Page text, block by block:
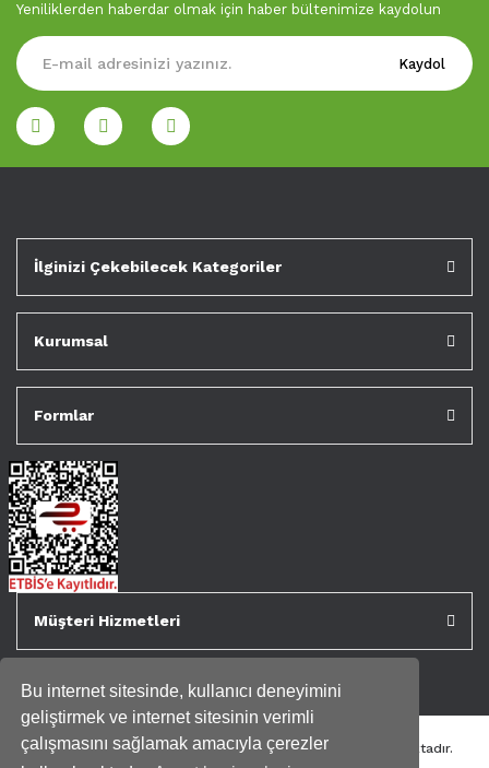
Bu internet sitesinde, kullanıcı deneyimini
geliştirmek ve internet sitesinin verimli
çalışmasını sağlamak amacıyla çerezler
Yeniliklerden haberdar olmak için haber bültenimize kaydolun
Kaydol
İlginizi Çekebilecek Kategoriler
Kurumsal
Formlar
Müşteri Hizmetleri
Tüm kredi kartı bilgileriniz 256bit SSL Sertifikası ile korunmaktadır.